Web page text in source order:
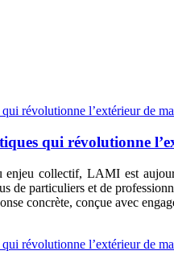
qui révolutionne
enjeu collectif, LAMI est
de particuliers et de
concrète, conçue avec